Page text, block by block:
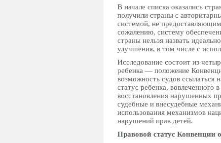
В начале списка оказались
получили страны с
системой, не
сожалению, систему
страны нельзя назвать
улучшения, в том числе с
Исследование состоит из
ребенка — положение
возможность судов ссылаться
статус ребенка, вовлеченного
восстановления нарушенных
судебные и внесудебные
использования механизмов
нарушений прав детей.
Правовой статус Конвенции